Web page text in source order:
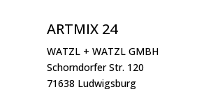
ARTMIX 24
WATZL + WATZL GMBH
Schorndorfer Str. 120
71638 Ludwigsburg